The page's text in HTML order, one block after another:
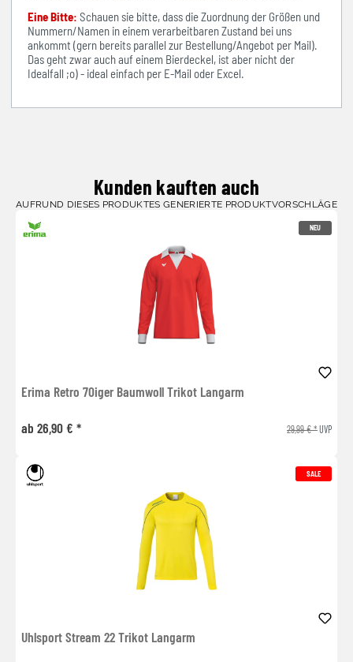
Eine Bitte: Schauen sie bitte, dass die Zuordnung der Größen und
Nummern/Namen in einem verarbeitbaren Zustand bei uns
ankommt (gern bereits parallel zur Bestellung/Angebot per Mail).
Das geht zwar auch auf einem Bierdeckel, ist aber nicht der
Idealfall ;o) - ideal einfach per E-Mail oder Excel.
Kunden kauften auch
AUFRUND DIESES PRODUKTES GENERIERTE PRODUKTVORSCHLÄGE
NEU
Erima Retro 70iger Baumwoll Trikot Langarm
ab 26,90 € * 29,99 € *UVP
SALE
Uhlsport Stream 22 Trikot Langarm